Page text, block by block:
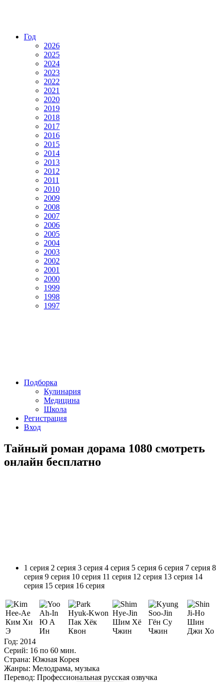
Год
2026
2025
2024
2023
2022
2021
2020
2019
2018
2017
2016
2015
2014
2013
2012
2011
2010
2009
2008
2007
2006
2005
2004
2003
2002
2001
2000
1999
1998
1997
Подборка
Кулинария
Медицина
Школа
Регистрация
Вход
Тайный роман дорама 1080 смотреть
онлайн бесплатно
1 серия 2 серия 3 серия 4 серия 5 серия 6 серия 7 серия 8
серия 9 серия 10 серия 11 серия 12 серия 13 серия 14
серия 15 серия 16 серия
Ким Хи
Э
Ю А
Ин
Пак Хёк
Квон
Шим Хё
Чжин
Гён Су
Чжин
Шин
Джи Хо
Год: 2014
Серий: 16 по 60 мин.
Страна: Южная Корея
Жанры: Мелодрама, музыка
Перевод: Профессиональная русская озвучка